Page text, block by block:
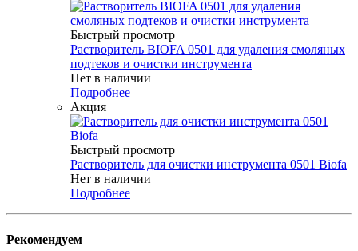
Быстрый просмотр
Растворитель BIOFA 0501 для удаления смоляных
подтеков и очистки инструмента
Нет в наличии
Подробнее
Акция
Быстрый просмотр
Растворитель для очистки инструмента 0501 Biofa
Нет в наличии
Подробнее
Рекомендуем